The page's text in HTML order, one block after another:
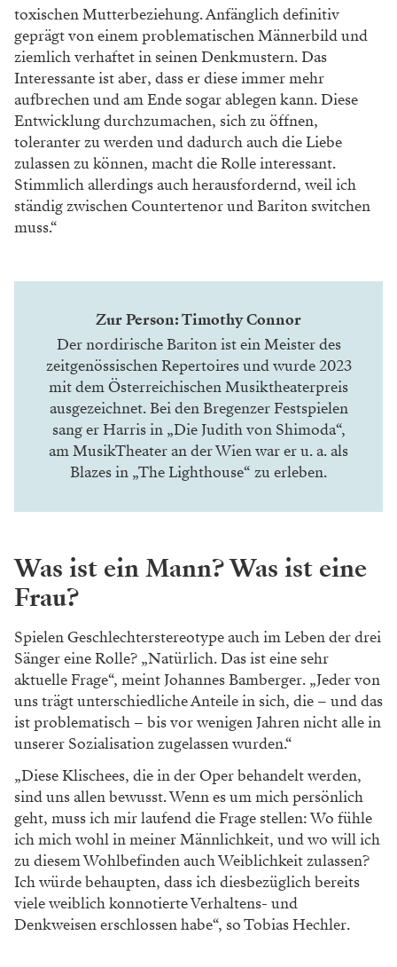
toxischen Mutterbeziehung. Anfänglich definitiv
geprägt von einem problematischen Männerbild und
ziemlich verhaftet in seinen Denkmustern. Das
Interessante ist aber, dass er diese immer mehr
aufbrechen und am Ende sogar ablegen kann. Diese
Entwicklung durchzumachen, sich zu öffnen,
toleranter zu werden und dadurch auch die Liebe
zulassen zu können, macht die Rolle interessant.
Stimmlich allerdings auch herausfordernd, weil ich
ständig zwischen Countertenor und Bariton switchen
muss.“
Zur Person: Timothy Connor
Der nordirische Bariton ist ein Meister des
zeitgenössischen Repertoires und wurde 2023
mit dem Österreichischen Musiktheaterpreis
ausgezeichnet. Bei den Bregenzer Festspielen
sang er Harris in „Die Judith von Shimoda“,
am MusikTheater an der Wien war er u. a. als
Blazes in „The Lighthouse“ zu erleben.
Was ist ein Mann? Was ist eine
Frau?
Spielen Geschlechterstereotype auch im Leben der drei
Sänger eine Rolle? „Natürlich. Das ist eine sehr
aktuelle Frage“, meint Johannes Bamberger. „Jeder von
uns trägt unterschiedliche Anteile in sich, die – und das
ist problematisch – bis vor wenigen Jahren nicht alle in
unserer Sozialisation zugelassen wurden.“
„Diese Klischees, die in der Oper behandelt werden,
sind uns allen bewusst. Wenn es um mich persönlich
geht, muss ich mir laufend die Frage stellen: Wo fühle
ich mich wohl in meiner Männlichkeit, und wo will ich
zu diesem Wohlbefinden auch Weiblichkeit zulassen?
Ich würde behaupten, dass ich diesbezüglich bereits
viele weiblich konnotierte Verhaltens- und
Denkweisen erschlossen habe“, so Tobias Hechler.